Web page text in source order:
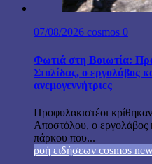
07/08/2026 cosmos 0
Φωτιά στη Βοιωτία:
Στυλίδας, ο εργολάβος
ανεμογεννήτριες
Προφυλακιστέοι
Αποστόλου, ο εργολάβος
πάρκου που...
ροή ειδήσεων cosmos